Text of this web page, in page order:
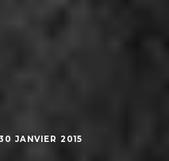
30 JANVIER 2015